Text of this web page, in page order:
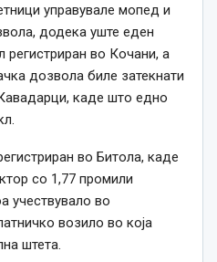
управувале мопед и
додека уште еден
во Кочани, а
дозвола биле затекнати
каде што едно
во Битола, каде
со 1,77 промили
учествувало во
возило во која
штета.